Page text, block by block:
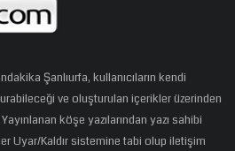
Şanlıurfa, kullanıcıların kendi
ve oluşturulan içerikler üzerinden
köşe yazılarından yazı sahibi
Uyar/Kaldır sistemine tabi olup iletişim